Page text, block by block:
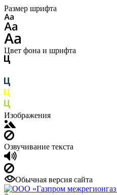
Размер шрифта
Цвет фона и шрифта
Изображения
Озвучивание текста
Обычная версия сайта